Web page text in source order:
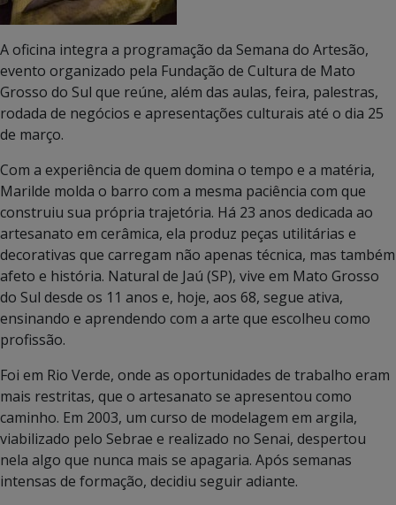
A oficina integra a programação da Semana do Artesão,
evento organizado pela Fundação de Cultura de Mato
Grosso do Sul que reúne, além das aulas, feira, palestras,
rodada de negócios e apresentações culturais até o dia 25
de março.
Com a experiência de quem domina o tempo e a matéria,
Marilde molda o barro com a mesma paciência com que
construiu sua própria trajetória. Há 23 anos dedicada ao
artesanato em cerâmica, ela produz peças utilitárias e
decorativas que carregam não apenas técnica, mas também
afeto e história. Natural de Jaú (SP), vive em Mato Grosso
do Sul desde os 11 anos e, hoje, aos 68, segue ativa,
ensinando e aprendendo com a arte que escolheu como
profissão.
Foi em Rio Verde, onde as oportunidades de trabalho eram
mais restritas, que o artesanato se apresentou como
caminho. Em 2003, um curso de modelagem em argila,
viabilizado pelo Sebrae e realizado no Senai, despertou
nela algo que nunca mais se apagaria. Após semanas
intensas de formação, decidiu seguir adiante.